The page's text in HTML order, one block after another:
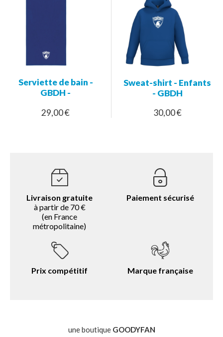
Serviette de bain -
GBDH -
29,00 €
Sweat-shirt - Enfants
- GBDH
30,00 €
Livraison gratuite
à partir de 70 €
(en France
métropolitaine)
Paiement sécurisé
Prix compétitif Marque française
une boutique GOODYFAN